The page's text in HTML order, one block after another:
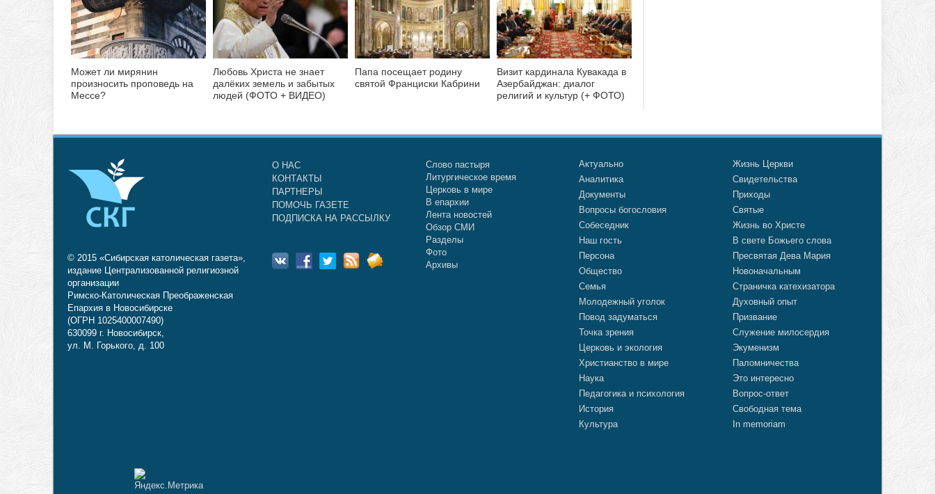
Может ли мирянин
произносить проповедь на
Мессе?
Любовь Христа не знает
далёких земель и забытых
людей (ФОТО + ВИДЕО)
Папа посещает родину
святой Франциски Кабрини
Визит кардинала Кувакада в
Азербайджан: диалог
религий и культур (+ ФОТО)
© 2015 «Сибирская католическая газета»,
издание Централизованной религиозной
организации
Римско-Католическая Преображенская
Епархия в Новосибирске
(ОГРН 1025400007490)
630099 г. Новосибирск,
ул. М. Горького, д. 100
О НАС
КОНТАКТЫ
ПАРТНЕРЫ
ПОМОЧЬ ГАЗЕТЕ
ПОДПИСКА НА РАССЫЛКУ
Слово пастыря
Литургическое время
Церковь в мире
В епархии
Лента новостей
Обзор СМИ
Разделы
Фото
Архивы
Актуально
Аналитика
Документы
Вопросы богословия
Собеседник
Наш гость
Персона
Общество
Семья
Молодежный уголок
Повод задуматься
Точка зрения
Церковь и экология
Христианство в мире
Наука
Педагогика и психология
История
Культура
Жизнь Церкви
Свидетельства
Приходы
Святые
Жизнь во Христе
В свете Божьего слова
Пресвятая Дева Мария
Новоначальным
Страничка катехизатора
Духовный опыт
Призвание
Служение милосердия
Экуменизм
Паломничества
Это интересно
Вопрос-ответ
Свободная тема
In memoriam